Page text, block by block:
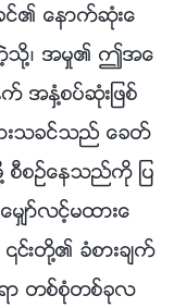
င္၏ ေနာက္ဆုံးေ
႔၊ အမႈ၏ ဤအေ
ႏွံ႔စပ္ဆုံးျဖစ္
သခင္သည္ ေခတ္
စီစဥ္ေနသည္ကို ျပ
လင့္မထားေ
၎တို႔၏ ခံစားခ်က္
ရာ တစ္စုံတစ္ခုလ